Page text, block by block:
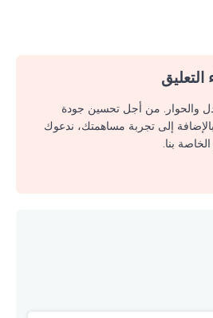
والحوار. من أجل تحسين جودة
بالإضافة إلى تجربة مساهمتك، ندعوك
بنا.